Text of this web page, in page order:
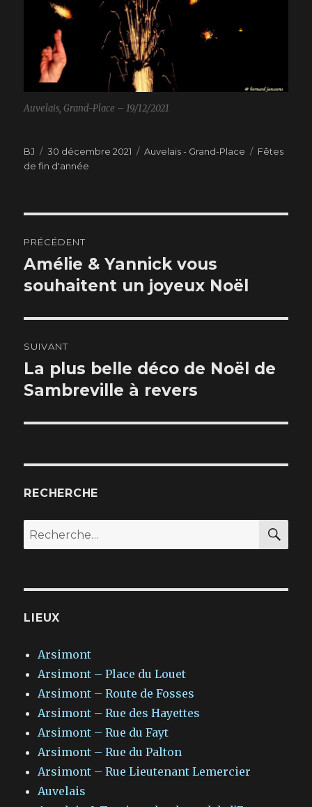
Auvelais, Grand-Place – 19/12/2021
Auteur
BJ
Publié
le
30 décembre 2021 Catégories
Auvelais - Grand-Place Étiquettes
Fêtes
de fin d'année
de
l’article
PRÉCÉDENT
Article
précédent :
Amélie & Yannick vous
souhaitent un joyeux Noël
SUIVANT
Article
suivant :
La plus belle déco de Noël de
Sambreville à revers
RECHERCHE
Recherche
pour
LIEUX
Arsimont
Arsimont – Place du Louet
Arsimont – Route de Fosses
Arsimont – Rue des Hayettes
Arsimont – Rue du Fayt
Arsimont – Rue du Palton
Arsimont – Rue Lieutenant Lemercier
Auvelais